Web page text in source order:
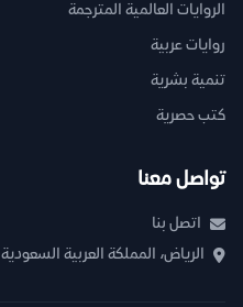
الروايات العالمية المترجمة
روايات عربية
تنمية بشرية
كتب حصرية
تواصل معنا
اتصل بنا
الرياض، المملكة العربية السعودية